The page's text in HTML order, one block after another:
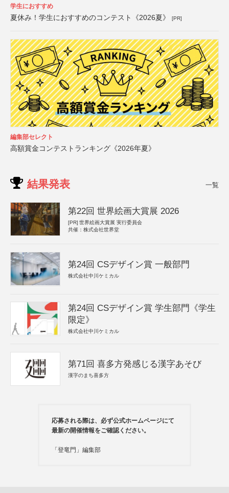
学生におすすめ
夏休み！学生におすすめのコンテスト《2026夏》 [PR]
編集部セレクト
高額賞金コンテストランキング《2026年夏》
結果発表 一覧
第22回 世界絵画大賞展 2026
[PR] 世界絵画大賞展 実行委員会
共催：株式会社世界堂
第24回 CSデザイン賞 一般部門
株式会社中川ケミカル
第24回 CSデザイン賞 学生部門《学生
限定》
株式会社中川ケミカル
第71回 喜多方発感じる漢字あそび
漢字のまち喜多方
応募される際は、必ず公式ホームページにて
最新の開催情報をご確認ください。
「登竜門」編集部